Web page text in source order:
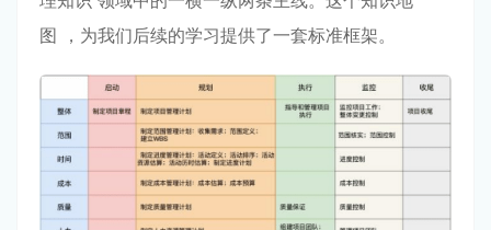
图 ，为我们后续的学习提供了⼀套标准框架。